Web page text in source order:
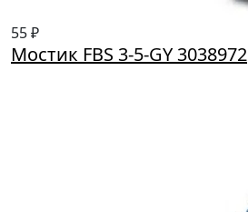
55 ₽
Мостик FBS 3-5-GY 3038972